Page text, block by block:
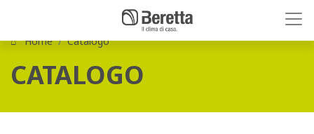
Home Catalogo
CATALOGO